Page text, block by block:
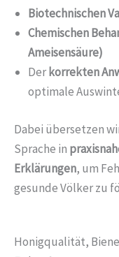
Biotechnischen
Chemischen
Ameisensäure)
Derkorrekten
optimale
Dabei übersetzen
Sprache in
Erklärungen, um
gesunde Völker zu
Honigqualität,